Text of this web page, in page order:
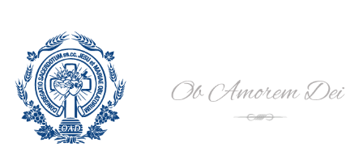
content
Portal de los Padres Oblatos. Advocaciones Marianas,
Oraciones, Música religiosa y más